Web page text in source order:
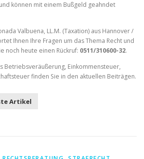
und können mit einem Bußgeld geahndet
Valbuena, LL.M. (Taxation) aus Hannover /
Ihnen Ihre Fragen um das Thema Recht und
noch heute einen Rückruf: 0511/310600-32.
Betriebsveräußerung, Einkommensteuer,
finden Sie in den aktuellen Beiträgen.
Artikel